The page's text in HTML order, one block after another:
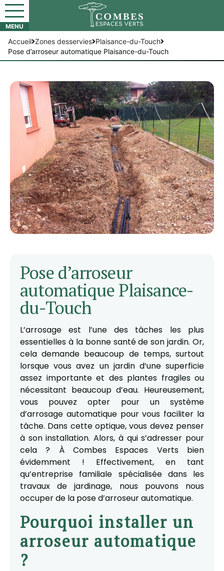
Accueil Zones desservies Plaisance-du-Touch
Pose d’arroseur automatique Plaisance-du-Touch
Pose d’arroseur
automatique Plaisance-
du-Touch
L’arrosage est l’une des tâches les plus
essentielles à la bonne santé de son jardin. Or,
cela demande beaucoup de temps, surtout
lorsque vous avez un jardin d’une superficie
assez importante et des plantes fragiles ou
nécessitant beaucoup d’eau. Heureusement,
vous pouvez opter pour un système
d’arrosage automatique pour vous faciliter la
tâche. Dans cette optique, vous devez penser
à son installation. Alors, à qui s’adresser pour
cela ? À Combes Espaces Verts bien
évidemment ! Effectivement, en tant
qu’entreprise familiale spécialisée dans les
travaux de jardinage, nous pouvons nous
occuper de la pose d’arroseur automatique.
Pourquoi installer un
arroseur automatique
?